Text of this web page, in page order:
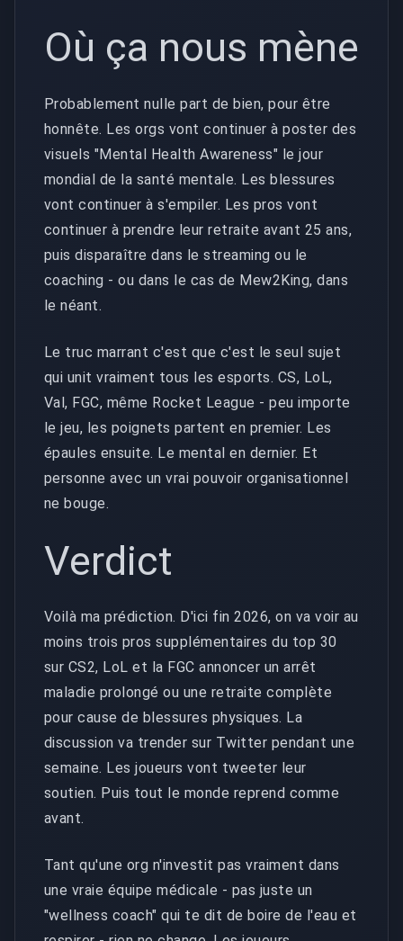
Où ça nous mène
Probablement nulle part de bien, pour être
honnête. Les orgs vont continuer à poster des
visuels "Mental Health Awareness" le jour
mondial de la santé mentale. Les blessures
vont continuer à s'empiler. Les pros vont
continuer à prendre leur retraite avant 25 ans,
puis disparaître dans le streaming ou le
coaching - ou dans le cas de Mew2King, dans
le néant.
Le truc marrant c'est que c'est le seul sujet
qui unit vraiment tous les esports. CS, LoL,
Val, FGC, même Rocket League - peu importe
le jeu, les poignets partent en premier. Les
épaules ensuite. Le mental en dernier. Et
personne avec un vrai pouvoir organisationnel
ne bouge.
Verdict
Voilà ma prédiction. D'ici fin 2026, on va voir au
moins trois pros supplémentaires du top 30
sur CS2, LoL et la FGC annoncer un arrêt
maladie prolongé ou une retraite complète
pour cause de blessures physiques. La
discussion va trender sur Twitter pendant une
semaine. Les joueurs vont tweeter leur
soutien. Puis tout le monde reprend comme
avant.
Tant qu'une org n'investit pas vraiment dans
une vraie équipe médicale - pas juste un
"wellness coach" qui te dit de boire de l'eau et